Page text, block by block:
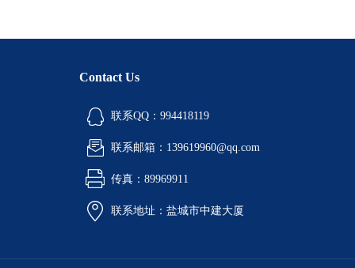
Contact Us
联系QQ：994418119
联系邮箱：139619960@qq.com
传真：89969911
联系地址：盐城市中建大厦